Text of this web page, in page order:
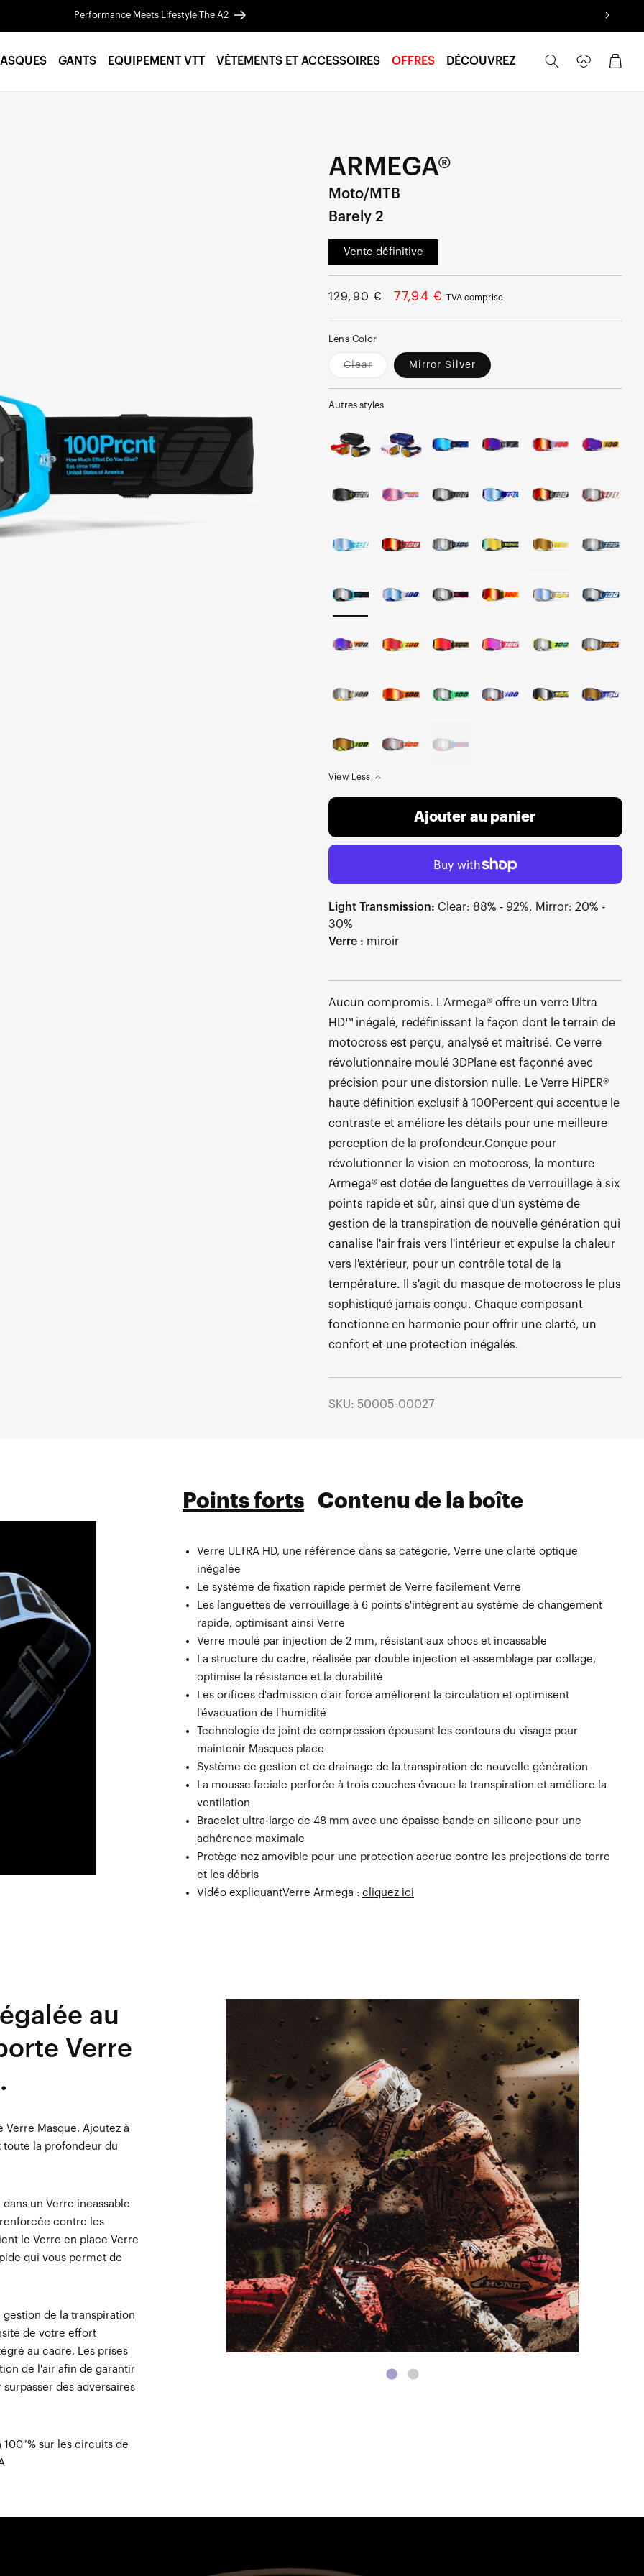
Performance Meets Lifestyle The A2
GANTS EQUIPEMENT VTT VÊTEMENTS ET ACCESSOIRES OFFRES DÉCOUVREZ
connecter
Panier
ARMEGA®
Moto/MTB
Barely 2
Vente définitive
Prix
129,90 €
Prix
77,94 € TVA comprise
Lens Color
Clear
Variant
or
Mirror Silver
Autres styles
View Less
Ajouter au panier
Light Transmission: Clear: 88% - 92%, Mirror: 20% -
30%
Verre : miroir
Aucun compromis. L'Armega® offre un verre Ultra
HD™ inégalé, redéfinissant la façon dont le terrain de
motocross est perçu, analysé et maîtrisé. Ce verre
révolutionnaire moulé 3DPlane est façonné avec
précision pour une distorsion nulle. Le Verre HiPER®
haute définition exclusif à 100Percent qui accentue le
contraste et améliore les détails pour une meilleure
perception de la profondeur.Conçue pour
révolutionner la vision en motocross, la monture
Armega® est dotée de languettes de verrouillage à six
points rapide et sûr, ainsi que d'un système de
gestion de la transpiration de nouvelle génération qui
canalise l'air frais vers l'intérieur et expulse la chaleur
vers l'extérieur, pour un contrôle total de la
température. Il s'agit du masque de motocross le plus
sophistiqué jamais conçu. Chaque composant
fonctionne en harmonie pour offrir une clarté, un
confort et une protection inégalés.
SKU: 50005-00027
Points forts Contenu de la boîte
Verre ULTRA HD, une référence dans sa catégorie, Verre une clarté optique
inégalée
Le système de fixation rapide permet de Verre facilement Verre
Les languettes de verrouillage à 6 points s'intègrent au système de changement
rapide, optimisant ainsi Verre
Verre moulé par injection de 2 mm, résistant aux chocs et incassable
La structure du cadre, réalisée par double injection et assemblage par collage,
optimise la résistance et la durabilité
Les orifices d'admission d'air forcé améliorent la circulation et optimisent
l'évacuation de l'humidité
Technologie de joint de compression épousant les contours du visage pour
maintenir Masques place
Système de gestion et de drainage de la transpiration de nouvelle génération
La mousse faciale perforée à trois couches évacue la transpiration et améliore la
ventilation
Bracelet ultra-large de 48 mm avec une épaisse bande en silicone pour une
adhérence maximale
Protège-nez amovible pour une protection accrue contre les projections de terre
et les débris
Vidéo expliquantVerre Armega : cliquez ici
au
Verre
Masque. Ajoutez à
toute la profondeur du
un Verre incassable
contre les
le Verre en place Verre
qui vous permet de
de la transpiration
de votre effort
au cadre. Les prises
de l'air afin de garantir
des adversaires
% sur les circuits de